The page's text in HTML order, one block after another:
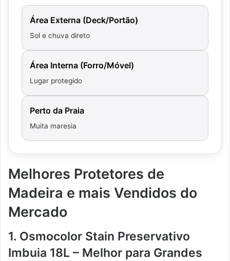
Área Externa (Deck/Portão)
Sol e chuva direto
Área Interna (Forro/Móvel)
Lugar protegido
Perto da Praia
Muita maresia
Melhores Protetores de
Madeira e mais Vendidos do
Mercado
1. Osmocolor Stain Preservativo
Imbuia 18L – Melhor para Grandes